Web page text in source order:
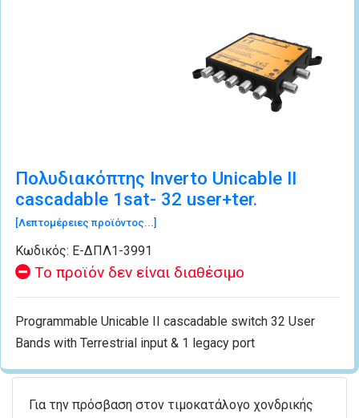
Πολυδιακόπτης Inverto Unicable II
cascadable 1sat- 32 user+ter.
[Λεπτομέρειες προϊόντος...]
Κωδικός: Ε-ΔΠΛ1-3991
Το προϊόν δεν είναι διαθέσιμο
Programmable Unicable II cascadable switch 32 User
Bands with Terrestrial input & 1 legacy port
Για την πρόσβαση στον τιμοκατάλογο χονδρικής